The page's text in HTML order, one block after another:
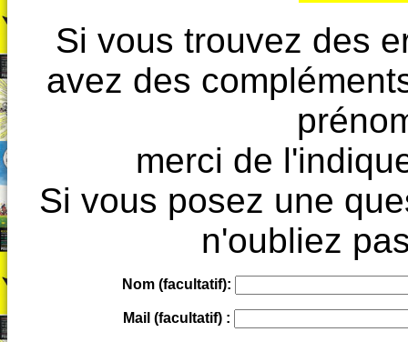
Si vous trouvez des
avez des
merci de
Si vous posez une
n'oubliez
Nom (facultatif):
Mail (facultatif) :